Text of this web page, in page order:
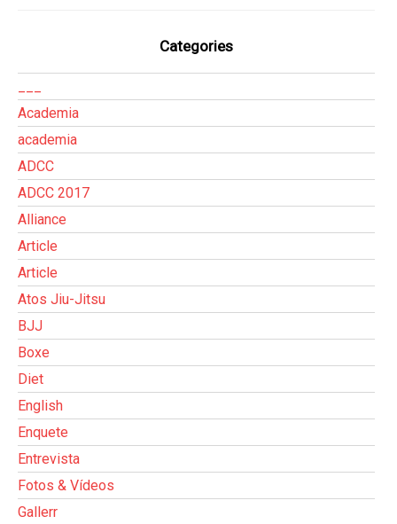
Categories
Academia
academia
ADCC
ADCC 2017
Alliance
Article
Article
Atos Jiu-Jitsu
BJJ
Boxe
Diet
English
Enquete
Entrevista
Fotos & Vídeos
Gallerr